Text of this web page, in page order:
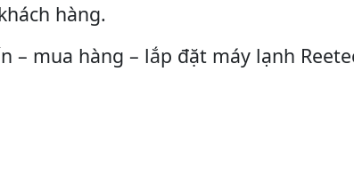
hàng.
– mua hàng – lắp đặt máy lạnh